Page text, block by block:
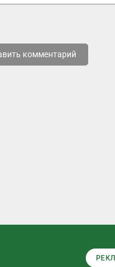
комментарий